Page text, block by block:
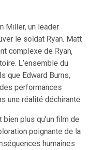
Miller, un leader
le soldat Ryan. Matt
complexe de Ryan,
L’ensemble du
que Edward Burns,
performances
une réalité déchirante.
bien plus qu’un film de
poignante de la
humaines